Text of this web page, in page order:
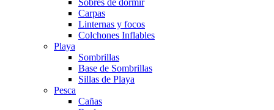
Sobres de dormir
Carpas
Linternas y focos
Colchones Inflables
Playa
Sombrillas
Base de Sombrillas
Sillas de Playa
Pesca
Cañas